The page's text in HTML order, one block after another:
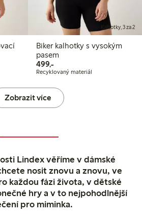
Kalhotky, 3 za 2
Biker kalhotky s vysokým
pasem
499,-499,00 Kč
Recyklovaný materiál
Zobrazit více
Lindex věříme v dámské
nosit znovu a znovu, ve
každou fázi života, v dětské
hry a v to nejpohodlnější
pro miminka.